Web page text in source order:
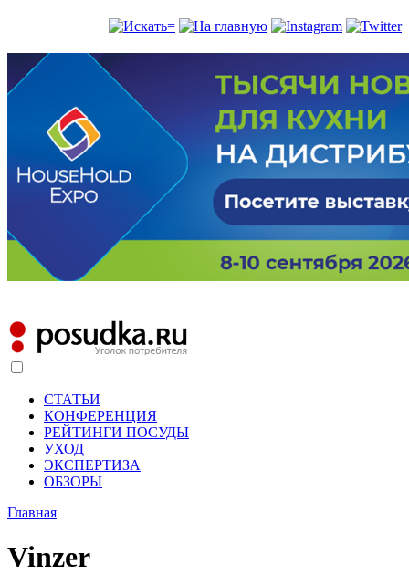
СТАТЬИ
КОНФЕРЕНЦИЯ
РЕЙТИНГИ ПОСУДЫ
УХОД
ЭКСПЕРТИЗА
ОБЗОРЫ
Главная
Vinzer